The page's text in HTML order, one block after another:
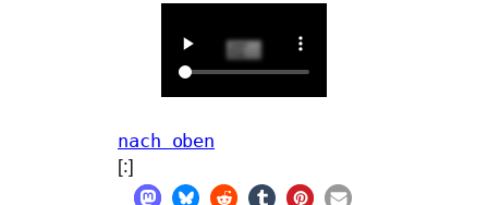
nach oben
[:]